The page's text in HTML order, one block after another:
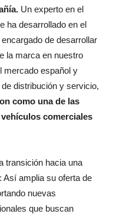
Un experto en el
ha desarrollado en el
de desarrollar
la marca en nuestro
mercado español y
distribución y servicio,
como una de las
comerciales
transición hacia una
Así amplia su oferta de
nuevas
que buscan